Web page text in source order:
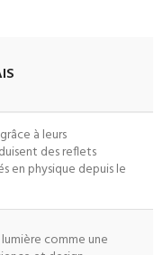
à leurs
des reflets
en physique depuis le
comme une